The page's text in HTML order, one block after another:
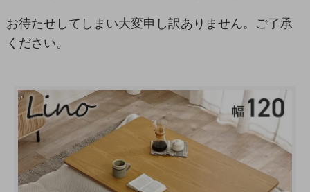
お待たせしてしまい大変申し訳ありません。ご了承
ください。